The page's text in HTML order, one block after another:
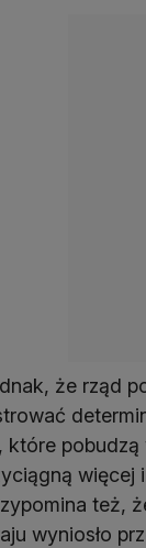
że rząd
które pobudzą
więcej
też,
wyniosło